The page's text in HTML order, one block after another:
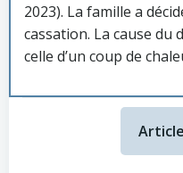
2023). La famille a
cassation. La cause du
celle d’un coup de